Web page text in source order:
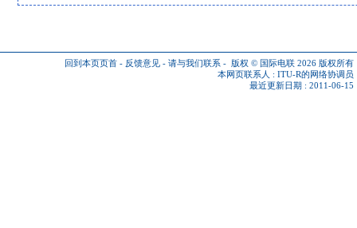
回到本页页首 - 反馈意见 - 请与我们联系 - 版权 © 国际电联 2026 版权所有
本网页联系人 : ITU-R的网络协调员
最近更新日期 : 2011-06-15